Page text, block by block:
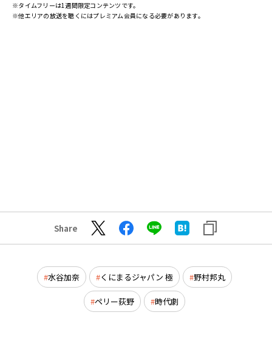
※タイムフリーは1週間限定コンテンツです。
※他エリアの放送を聴くにはプレミアム会員になる必要があります。
Share
水谷加奈 くにまるジャパン 極 野村邦丸
ペリー荻野 時代劇